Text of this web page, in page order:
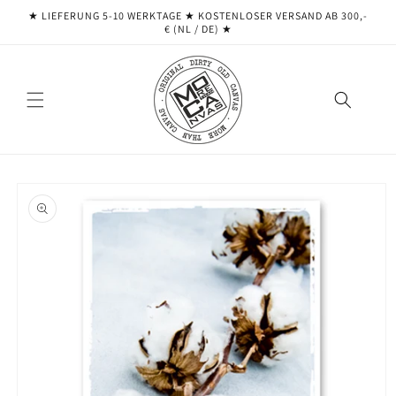
zum
★ LIEFERUNG 5-10 WERKTAGE ★ ​​KOSTENLOSER VERSAND AB 300,-
€ (NL / DE) ★